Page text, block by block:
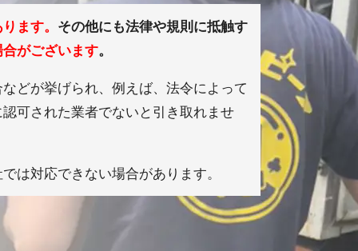
ます。 その他にも法律や規則に抵触す
がございます。
どが挙げられ、例えば、法令によって
可された業者でないと引き取れませ
は対応できない場合があります。